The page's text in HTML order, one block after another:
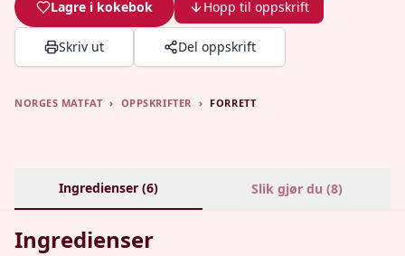
Lagre i kokebok Hopp til oppskrift
Skriv ut Del oppskrift
NORGES MATFAT › OPPSKRIFTER › FORRETT
Ingredienser (6) Slik gjør du (8)
Ingredienser